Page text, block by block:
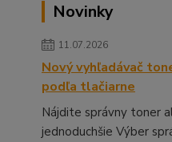
Novinky
11.07.2026
Nový vyhľadávač
podľa tlačiarne
Nájdite správny toner
jednoduchšie Výber